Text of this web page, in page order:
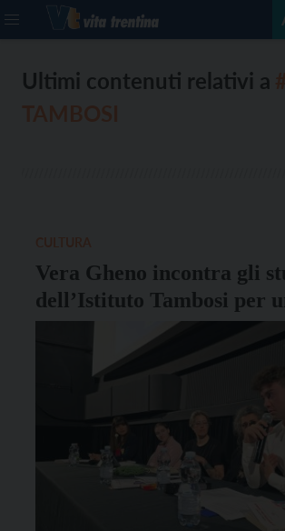
Ultimi contenuti relativi a
Vera Gheno incontra gli
dell’Istituto Tambosi per
progetto di educazione